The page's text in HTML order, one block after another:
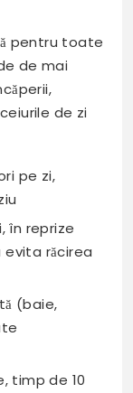
pentru toate
de mai
de zi
pe zi,
în reprize
răcirea
(baie,
timp de 10